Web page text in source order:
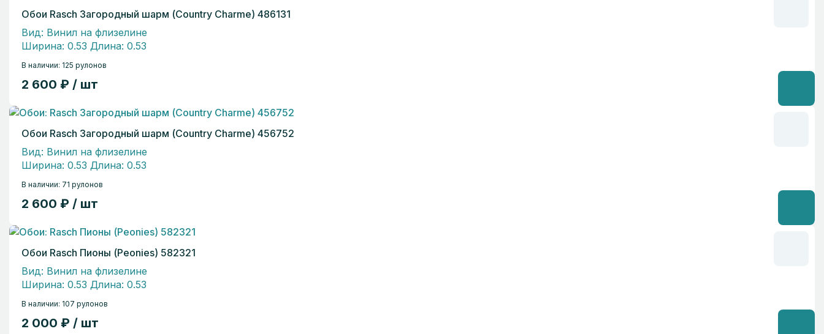
Обои Rasch Загородный шарм (Country Charme) 486131
Вид: Винил на флизелине
Ширина: 0.53 Длина: 0.53
В наличии: 125 рулонов
2 600 ₽ / шт
Обои Rasch Загородный шарм (Country Charme) 456752
Вид: Винил на флизелине
Ширина: 0.53 Длина: 0.53
В наличии: 71 рулонов
2 600 ₽ / шт
Обои Rasch Пионы (Peonies) 582321
Вид: Винил на флизелине
Ширина: 0.53 Длина: 0.53
В наличии: 107 рулонов
2 000 ₽ / шт